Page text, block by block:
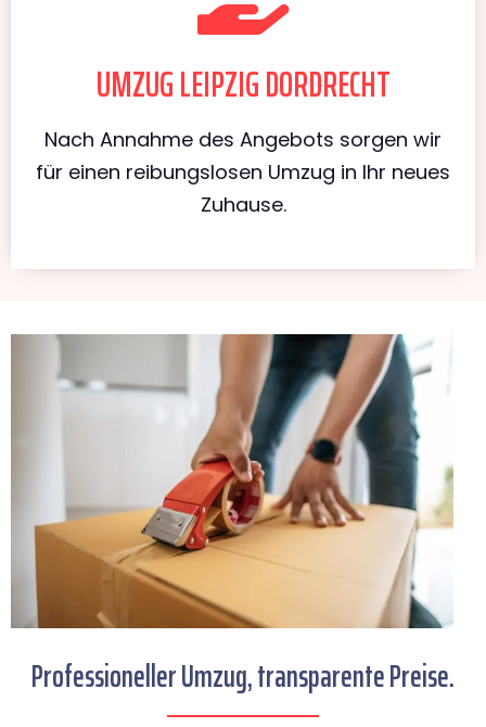
UMZUG LEIPZIG DORDRECHT
Nach Annahme des Angebots sorgen wir
für einen reibungslosen Umzug in Ihr neues
Zuhause.
Professioneller Umzug, transparente Preise.